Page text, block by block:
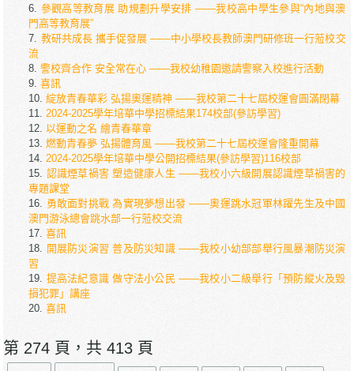
參觀高等教育展 助規劃升學安排 ——我校高中學生參與“內地與澳
門高等教育展”
教研共成長 攜手促發展 ——中小學校長教師澳門研修班一行蒞校交
流
警校齊合作 安全常在心 ——我校幼稚園邀請警察入校進行活動
喜訊
綻放青春華彩 弘揚奧運精神 ——我校第二十七屆校運會圓滿閉幕
2024-2025學年培華中學招標結果174校部(參訪學習)
以運動之名 繪青春華章
燃動青春夢 弘揚體育風 ——我校第二十七屆校運會隆重開幕
2024-2025學年培華中學公開招標結果(參訪學習)116校部
認識煙草禍害 塑造健康人生 ——我校小六級開展認識煙草禍害的
專題課堂
勇敢面對挑戰 為實現夢想出發 ——奧運跳水冠軍林躍先生及中國
澳門游泳總會跳水部一行蒞校交流
喜訊
開展防災演習 普及防災知識 ——我校小幼部部舉行風暴潮防災演
習
提高法紀意識 做守法小公民 ——我校小二級舉行「預防縱火及毀
損犯罪」講座
喜訊
第 274 頁，共 413 頁